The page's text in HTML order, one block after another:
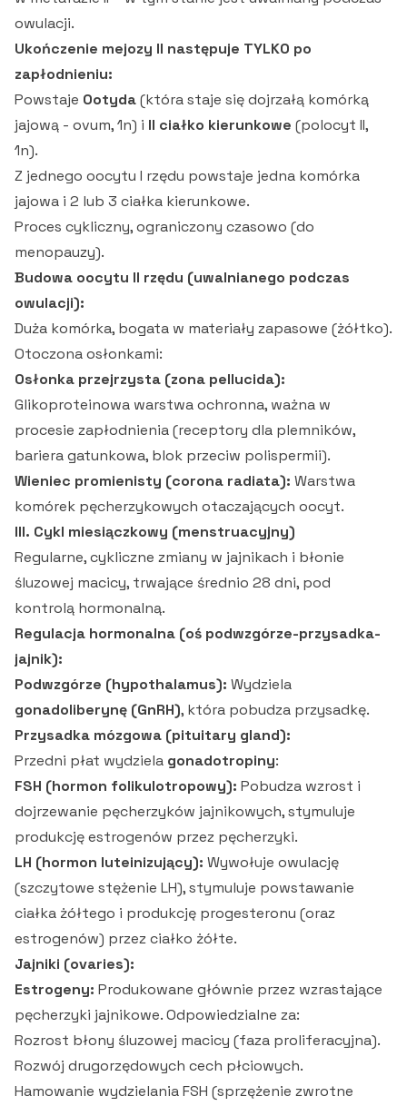
owulacji.
Ukończenie mejozy II następuje TYLKO po
zapłodnieniu:
Powstaje Ootyda(która staje się dojrzałą komórką
jajową - ovum, 1n) i II ciałko kierunkowe (polocyt II,
1n).
Z jednego oocytu I rzędu powstaje jedna komórka
jajowa i 2 lub 3 ciałka kierunkowe.
Proces cykliczny, ograniczony czasowo (do
menopauzy).
Budowa oocytu II rzędu (uwalnianego podczas
owulacji):
Duża komórka, bogata w materiały zapasowe (żółtko).
Otoczona osłonkami:
Osłonka przejrzysta (zona pellucida):
Glikoproteinowa warstwa ochronna, ważna w
procesie zapłodnienia (receptory dla plemników,
bariera gatunkowa, blok przeciw polispermii).
Wieniec promienisty (corona radiata): Warstwa
komórek pęcherzykowych otaczających oocyt.
III. Cykl miesiączkowy (menstruacyjny)
Regularne, cykliczne zmiany w jajnikach i błonie
śluzowej macicy, trwające średnio 28 dni, pod
kontrolą hormonalną.
Regulacja hormonalna (oś podwzgórze-przysadka-
jajnik):
Podwzgórze (hypothalamus): Wydziela
gonadoliberynę (GnRH), która pobudza przysadkę.
Przysadka mózgowa (pituitary gland):
Przedni płat wydziela gonadotropiny:
FSH (hormon folikulotropowy): Pobudza wzrost i
dojrzewanie pęcherzyków jajnikowych, stymuluje
produkcję estrogenów przez pęcherzyki.
LH (hormon luteinizujący): Wywołuje owulację
(szczytowe stężenie LH), stymuluje powstawanie
ciałka żółtego i produkcję progesteronu (oraz
estrogenów) przez ciałko żółte.
Jajniki (ovaries):
Estrogeny: Produkowane głównie przez wzrastające
pęcherzyki jajnikowe. Odpowiedzialne za:
Rozrost błony śluzowej macicy (faza proliferacyjna).
Rozwój drugorzędowych cech płciowych.
Hamowanie wydzielania FSH (sprzężenie zwrotne